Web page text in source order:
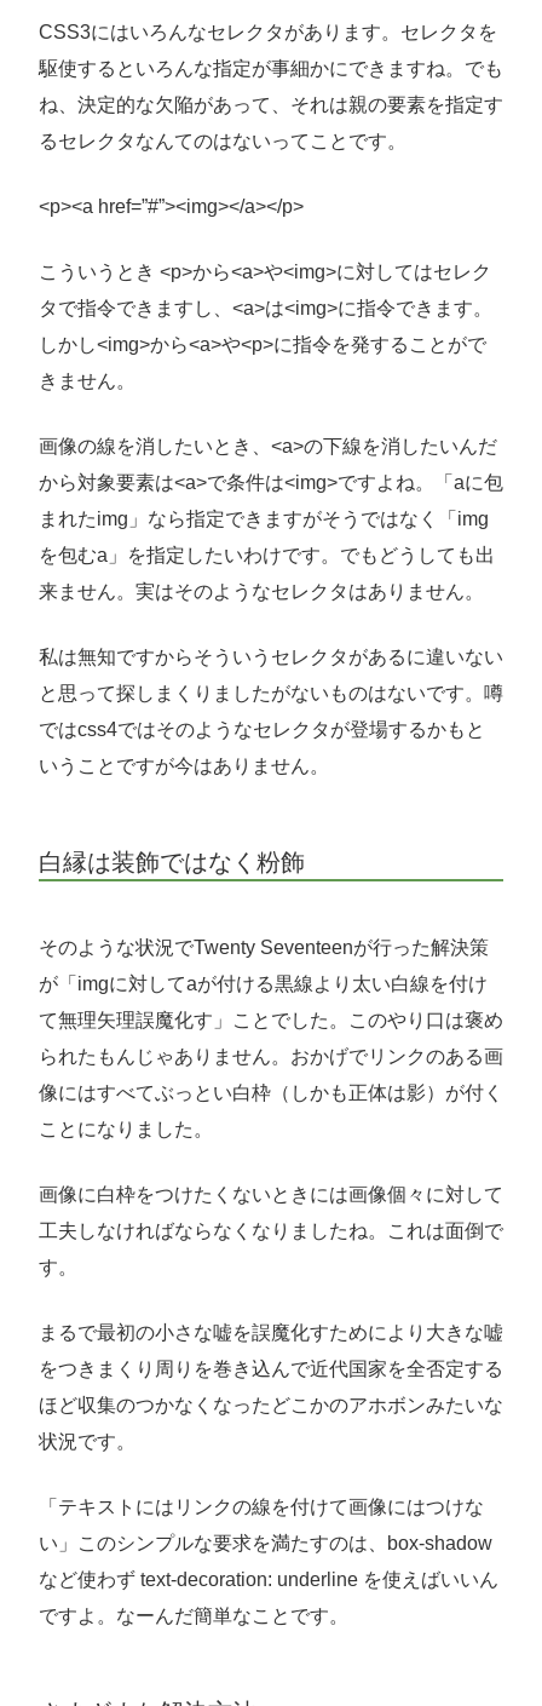
CSS3にはいろんなセレクタがあります。セレクタを
駆使するといろんな指定が事細かにできますね。でも
ね、決定的な欠陥があって、それは親の要素を指定す
るセレクタなんてのはないってことです。
<p><a href=”#”><img></a></p>
こういうとき <p>から<a>や<img>に対してはセレク
タで指令できますし、<a>は<img>に指令できます。
しかし<img>から<a>や<p>に指令を発することがで
きません。
画像の線を消したいとき、<a>の下線を消したいんだ
から対象要素は<a>で条件は<img>ですよね。「aに包
まれたimg」なら指定できますがそうではなく「img
を包むa」を指定したいわけです。でもどうしても出
来ません。実はそのようなセレクタはありません。
私は無知ですからそういうセレクタがあるに違いない
と思って探しまくりましたがないものはないです。噂
ではcss4ではそのようなセレクタが登場するかもと
いうことですが今はありません。
白縁は装飾ではなく粉飾
そのような状況でTwenty Seventeenが行った解決策
が「imgに対してaが付ける黒線より太い白線を付け
て無理矢理誤魔化す」ことでした。このやり口は褒め
られたもんじゃありません。おかげでリンクのある画
像にはすべてぶっとい白枠（しかも正体は影）が付く
ことになりました。
画像に白枠をつけたくないときには画像個々に対して
工夫しなければならなくなりましたね。これは面倒で
す。
まるで最初の小さな嘘を誤魔化すためにより大きな嘘
をつきまくり周りを巻き込んで近代国家を全否定する
ほど収集のつかなくなったどこかのアホボンみたいな
状況です。
「テキストにはリンクの線を付けて画像にはつけな
い」このシンプルな要求を満たすのは、box-shadow
など使わず text-decoration: underline を使えばいいん
ですよ。なーんだ簡単なことです。